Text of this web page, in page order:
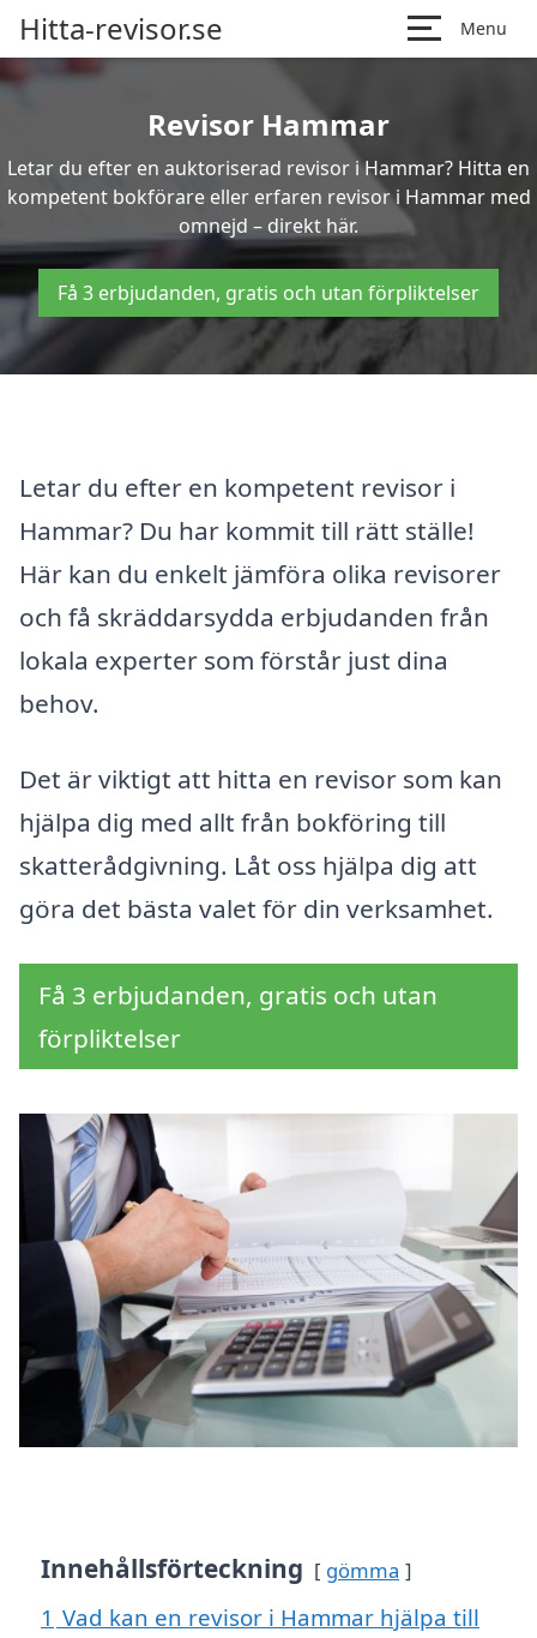
Hitta-revisor.se Menu
Revisor Hammar
Letar du efter en auktoriserad revisor i Hammar? Hitta en
kompetent bokförare eller erfaren revisor i Hammar med
omnejd – direkt här.
Få 3 erbjudanden, gratis och utan förpliktelser
Letar du efter en kompetent revisor i
Hammar? Du har kommit till rätt ställe!
Här kan du enkelt jämföra olika revisorer
och få skräddarsydda erbjudanden från
lokala experter som förstår just dina
behov.
Det är viktigt att hitta en revisor som kan
hjälpa dig med allt från bokföring till
skatterådgivning. Låt oss hjälpa dig att
göra det bästa valet för din verksamhet.
Få 3 erbjudanden, gratis och utan
förpliktelser
Innehållsförteckning gömma
1 Vad kan en revisor i Hammar hjälpa till